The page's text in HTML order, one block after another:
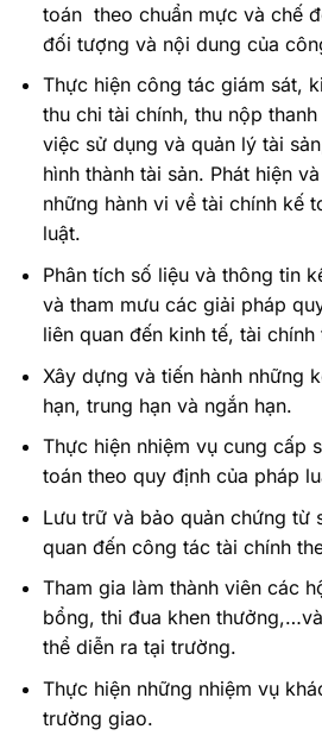
toán theo chuẩn mực và chế
đối tượng và nội dung của
Thực hiện công tác giám sát,
thu chi tài chính, thu nộp
việc sử dụng và quản lý tài
hình thành tài sản. Phát hiện
những hành vi về tài chính kế
luật.
Phân tích số liệu và thông tin
và tham mưu các giải pháp
liên quan đến kinh tế, tài
Xây dựng và tiến hành những
hạn, trung hạn và ngắn hạn.
Thực hiện nhiệm vụ cung cấp
toán theo quy định của pháp
Lưu trữ và bảo quản chứng từ
quan đến công tác tài chính
Tham gia làm thành viên các
bổng, thi đua khen
thể diễn ra tại trường.
Thực hiện những nhiệm vụ
trường giao.